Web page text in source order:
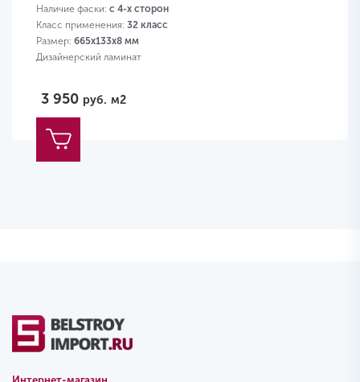
Наличие фаски: с 4-х сторон
Класс применения: 32 класс
Размер: 665х133х8 мм
Дизайнерский ламинат
3 950 руб. м2